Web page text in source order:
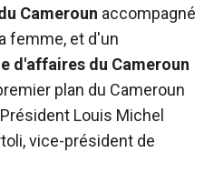
Cameroun accompagné
femme, et d'un
d'affaires du Cameroun
plan du Cameroun
Président Louis Michel
vice-président de